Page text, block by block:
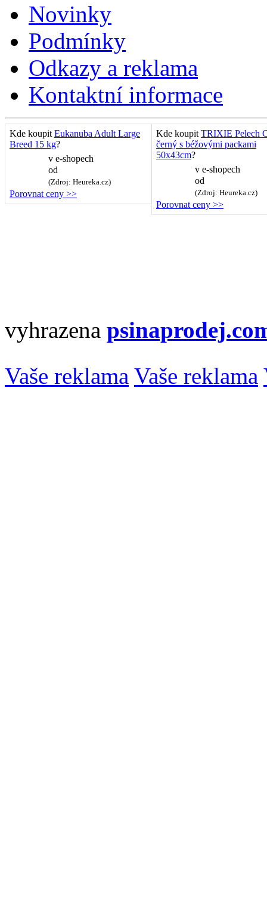
Novinky
Podmínky
Odkazy a reklama
Kontaktní informace
Kde koupit Eukanuba Adult Large
Breed 15 kg?
v e-shopech
od
(Zdroj: Heureka.cz)
Porovnat ceny >>
Kde koupit TRIXIE Pelech
černý s béžovými packami
50x43cm?
v e-shopech
od
(Zdroj: Heureka.cz)
Porovnat ceny >>
vyhrazena
Vaše reklama Vaše reklama